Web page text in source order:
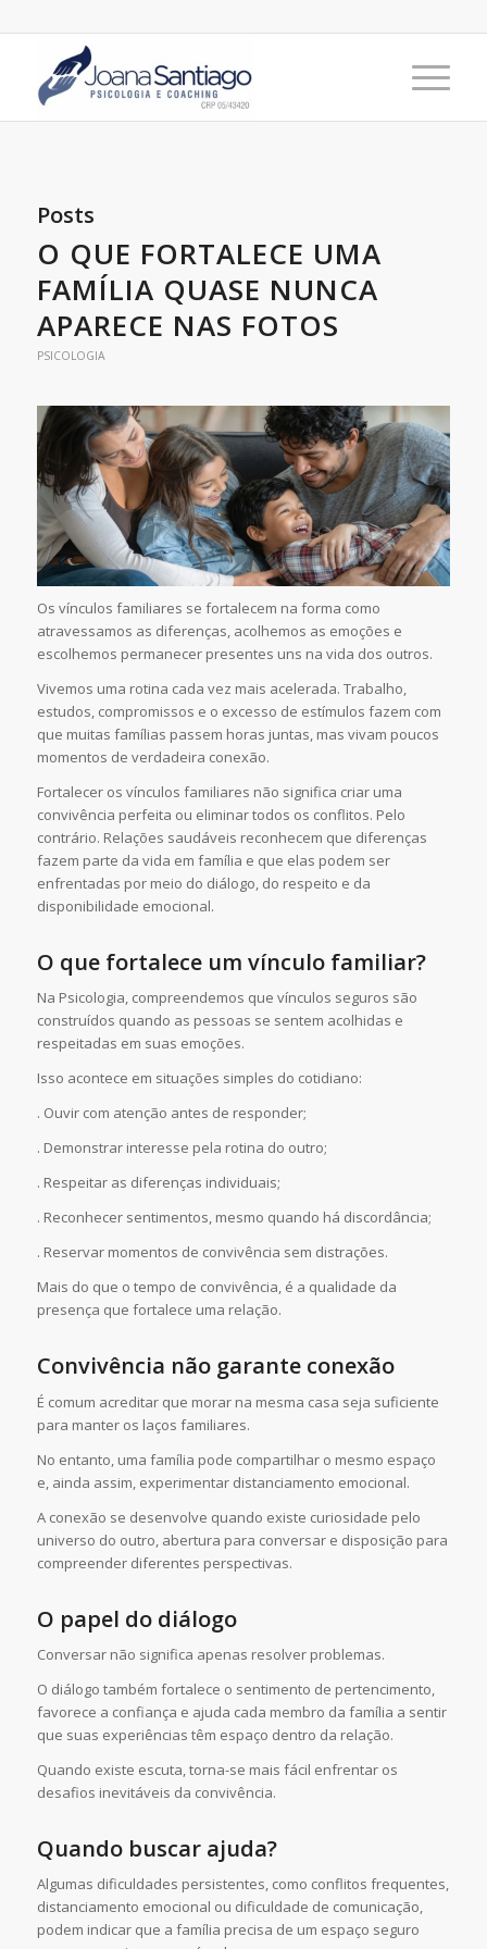
Posts
O QUE FORTALECE UMA
FAMÍLIA QUASE NUNCA
APARECE NAS FOTOS
PSICOLOGIA
Os vínculos familiares se fortalecem na forma como
atravessamos as diferenças, acolhemos as emoções e
escolhemos permanecer presentes uns na vida dos outros.
Vivemos uma rotina cada vez mais acelerada. Trabalho,
estudos, compromissos e o excesso de estímulos fazem com
que muitas famílias passem horas juntas, mas vivam poucos
momentos de verdadeira conexão.
Fortalecer os vínculos familiares não significa criar uma
convivência perfeita ou eliminar todos os conflitos. Pelo
contrário. Relações saudáveis reconhecem que diferenças
fazem parte da vida em família e que elas podem ser
enfrentadas por meio do diálogo, do respeito e da
disponibilidade emocional.
O que fortalece um vínculo familiar?
Na Psicologia, compreendemos que vínculos seguros são
construídos quando as pessoas se sentem acolhidas e
respeitadas em suas emoções.
Isso acontece em situações simples do cotidiano:
. Ouvir com atenção antes de responder;
. Demonstrar interesse pela rotina do outro;
. Respeitar as diferenças individuais;
. Reconhecer sentimentos, mesmo quando há discordância;
. Reservar momentos de convivência sem distrações.
Mais do que o tempo de convivência, é a qualidade da
presença que fortalece uma relação.
Convivência não garante conexão
É comum acreditar que morar na mesma casa seja suficiente
para manter os laços familiares.
No entanto, uma família pode compartilhar o mesmo espaço
e, ainda assim, experimentar distanciamento emocional.
A conexão se desenvolve quando existe curiosidade pelo
universo do outro, abertura para conversar e disposição para
compreender diferentes perspectivas.
O papel do diálogo
Conversar não significa apenas resolver problemas.
O diálogo também fortalece o sentimento de pertencimento,
favorece a confiança e ajuda cada membro da família a sentir
que suas experiências têm espaço dentro da relação.
Quando existe escuta, torna-se mais fácil enfrentar os
desafios inevitáveis da convivência.
Quando buscar ajuda?
Algumas dificuldades persistentes, como conflitos frequentes,
distanciamento emocional ou dificuldade de comunicação,
podem indicar que a família precisa de um espaço seguro